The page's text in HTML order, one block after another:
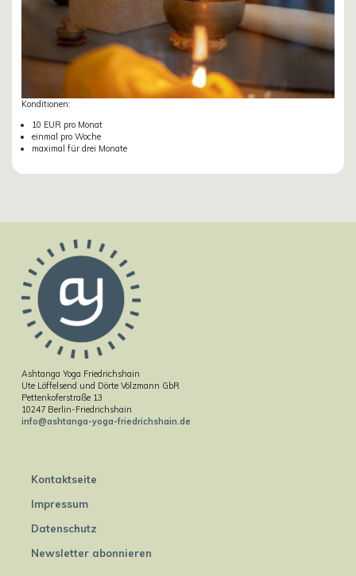
Konditionen:
10 EUR pro Monat
einmal pro Woche
maximal für drei Monate
Ashtanga Yoga Friedrichshain
Ute Löffelsend und Dörte Völzmann GbR
Pettenkoferstraße 13
10247 Berlin-Friedrichshain
info@ashtanga-yoga-friedrichshain.de
Kontaktseite
Impressum
Datenschutz
Newsletter abonnieren